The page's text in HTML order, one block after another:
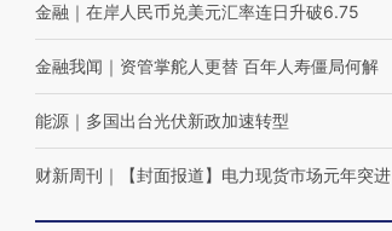
金融 ｜ 在岸人民币兑美元汇率连日升破6.75
金融我闻 ｜ 资管掌舵人更替 百年人寿僵局何解
能源 ｜ 多国出台光伏新政加速转型
财新周刊 ｜ 【封面报道】电力现货市场元年突进